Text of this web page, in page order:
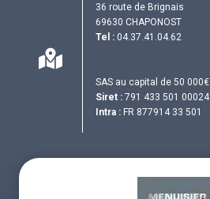
36 route de Brignais
69630 CHAPONOST
Tel : 04.37.41.04.62
SAS au capital de 50 000€
Siret : 791 433 501 00024
Intra : FR 877914 33 501